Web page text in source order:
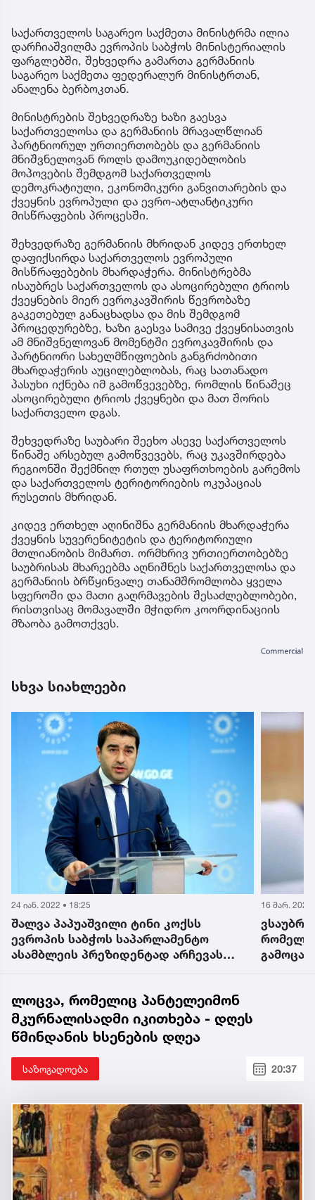
საქართველოს საგარეო საქმეთა მინისტრმა ილია
დარჩიაშვილმა ევროპის საბჭოს მინისტერიალის
ფარგლებში, შეხვედრა გამართა გერმანიის
საგარეო საქმეთა ფედერალურ მინისტრთან,
ანალენა ბერბოკთან.
მინისტრების შეხვედრაზე ხაზი გაესვა
საქართველოსა და გერმანიის მრავალწლიან
პარტნიორულ ურთიერთობებს და გერმანიის
მნიშვნელოვან როლს დამოუკიდებლობის
მოპოვების შემდგომ საქართველოს
დემოკრატიული, ეკონომიკური განვითარების და
ქვეყნის ევროპული და ევრო-ატლანტიკური
მისწრაფების პროცესში.
შეხვედრაზე გერმანიის მხრიდან კიდევ ერთხელ
დაფიქსირდა საქართველოს ევროპული
მისწრაფებების მხარდაჭერა. მინისტრებმა
ისაუბრეს საქართველოს და ასოცირებული ტრიოს
ქვეყნების მიერ ევროკავშირის წევრობაზე
გაკეთებულ განაცხადსა და მის შემდგომ
პროცედურებზე, ხაზი გაესვა სამივე ქვეყნისათვის
ამ მნიშვნელოვან მომენტში ევროკავშირის და
პარტნიორი სახელმწიფოების განგრძობითი
მხარდაჭერის აუცილებლობას, რაც სათანადო
პასუხი იქნება იმ გამოწვევებზე, რომლის წინაშეც
ასოცირებული ტრიოს ქვეყნები და მათ შორის
საქართველო დგას.
შეხვედრაზე საუბარი შეეხო ასევე საქართველოს
წინაშე არსებულ გამოწვევებს, რაც უკავშირდება
რეგიონში შექმნილ რთულ უსაფრთხოების გარემოს
და საქართველოს ტერიტორიების ოკუპაციას
რუსეთის მხრიდან.
კიდევ ერთხელ აღინიშნა გერმანიის მხარდაჭერა
ქვეყნის სუვერენიტეტის და ტერიტორიული
მთლიანობის მიმართ. ორმხრივ ურთიერთობებზე
საუბრისას მხარეებმა აღნიშნეს საქართველოსა და
გერმანიის ბრწყინვალე თანამშრომლობა ყველა
სფეროში და მათი გაღრმავების შესაძლებლობები,
რისთვისაც მომავალში მჭიდრო კოორდინაციის
მზაობა გამოთქვეს.
სხვა სიახლეები
24 იან. 2022 • 18:25
შალვა პაპუაშვილი ტინი კოქსს
ევროპის საბჭოს საპარლამენტო
ასამბლეის პრეზიდენტად არჩევას
16 მარ. 2022
ლოცვა, რომელიც პანტელეიმონ
მკურნალისადმი იკითხება - დღეს
წმინდანის ხსენების დღეა
საზოგადოება 20:37